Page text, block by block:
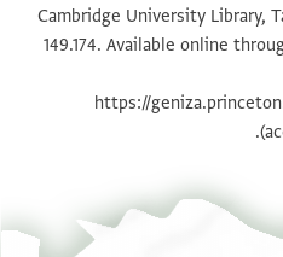
הגדל וסובב
Cambridge University Library,
149.174. Available online
https://